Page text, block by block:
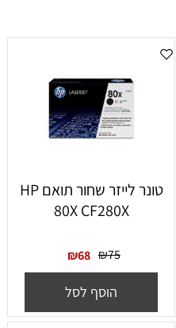
טונר לייזר ‏שחור תואם HP
80X CF280X
₪75
₪68
הוסף לסל